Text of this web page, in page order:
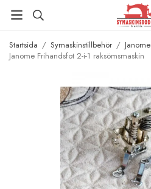
Startsida / Symaskinstillbehör / Janome
Janome Frihandsfot 2-i-1 raksömsmaskin